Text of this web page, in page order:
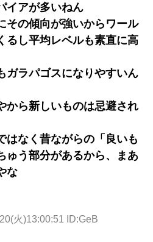
イアが多いねん
その傾向が強いからワール
るし平均レベルも素直に高
ガラパゴスになりやすいん
から新しいものは忌避され
はなく昔ながらの「良いも
ゅう部分があるから、まあ
な
火)13:00:51 ID:GeB